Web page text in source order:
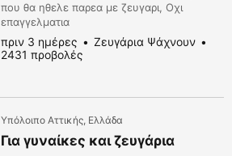
που θα ηθελε παρεα με ζευγαρι, Οχι
επαγγελματια
πριν 3 ημέρες
Ζευγάρια Ψάχνουν
2431 προβολές
Υπόλοιπο Αττικής, Ελλάδα
Για γυναίκες και ζευγάρια